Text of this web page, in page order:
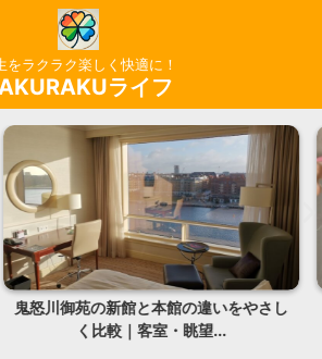
をラクラク楽しく快適に！
ライフ
苑の新館と本館の違いをやさし
く比較｜客室・眺望...
サロニア